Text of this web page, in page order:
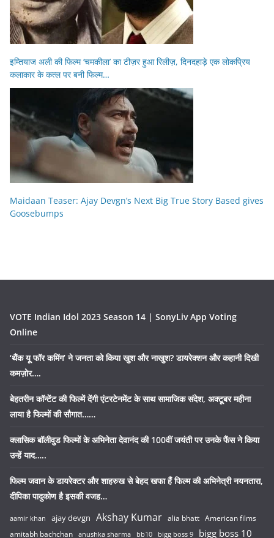
इम्तियाज अली की फिल्म ‘चमकीला’ का टीज़र हुआ रिलीज़, दिनदहाड़े एक लोकप्रिय
कलाकार के कत्ल पर बनी फिल्म…
Maidaan Teaser: Ajay Devgn’s Next Big True Story Based gives
Goosebumps
VOTE Indian Idol 2023 Season 14 | SonyLiv App Voting
Online
‘थैंक यू फॉर कमिंग’ ने जनता को किया खुश और नाखुश? डायरेक्शन और कहानी दिखी
कमज़ोर….
बेहतरीन कॉन्टेंट की फिल्में देंगी एंटरटेनमेंट के साथ सामाजिक संदेश, अक्टूबर महीना
लाया है फिल्मों की सौगात……
क्लासिक बॉलीवुड फिल्मों के अभिनेता देवानंद की 100वीं जयंती पर उनके फैंस ने किया
उन्हें याद…..
फिल्म जवान के डायरेक्टर और शाहरुख से बेहद खफा हैं फिल्म की अभिनेत्री नयनतारा,
दीपिका पादुकोण है इसकी वजह…
aamir khan ajay devgn Akshay Kumar alia bhatt American films
amitabh bachchan anushka sharma bb10 bigg boss 9 bigg boss 10